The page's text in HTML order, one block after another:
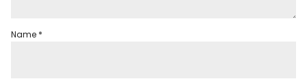
Name *